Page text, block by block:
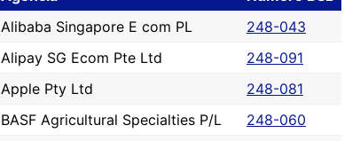
Alibaba Singapore E com PL
248-043
Alipay SG Ecom Pte Ltd
248-091
Apple Pty Ltd
248-081
BASF Agricultural Specialties P/L
248-060